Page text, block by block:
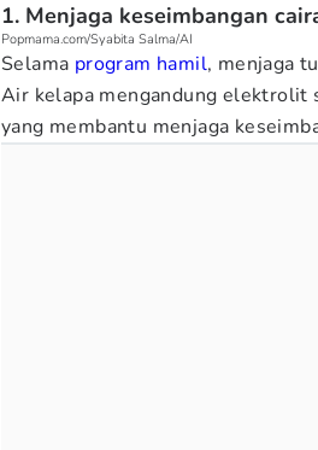
1. Menjaga keseimbangan
Popmama.com/Syabita Salma/AI
Selama program hamil, menjaga
Air kelapa mengandung elektrolit
yang membantu menjaga